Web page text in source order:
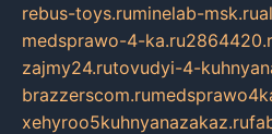
rebus-toys.ruminelab-msk.ru
medsprawo-4-ka.ru
zajmy24.rutovudyi-4-
brazzerscom.ru
xehyroo5kuhnyanazakaz.ru